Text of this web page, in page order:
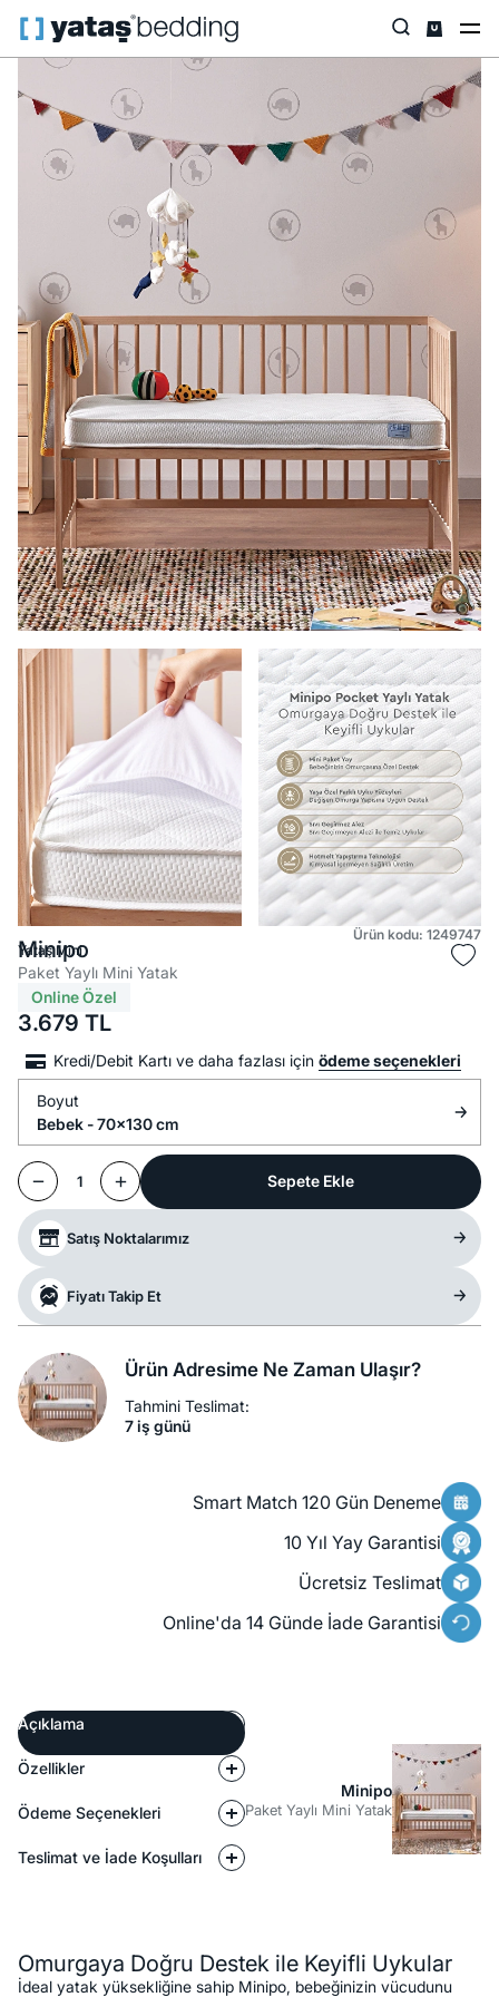
Anasayfa Yataklar Yatak Çeşidi Minipo
Ürün kodu: 1249747
Yataş Mini
Minipo
Paket Yaylı Mini Yatak
Online Özel
3.679 TL
Kredi/Debit Kartı ve daha fazlası için ödeme seçenekleri
Boyut
Bebek - 70x130 cm
1 Sepete Ekle
Satış Noktalarımız
Fiyatı Takip Et
Ürün Adresime Ne Zaman Ulaşır?
Tahmini Teslimat:
7 iş günü
Smart Match 120 Gün Deneme
10 Yıl Yay Garantisi
Ücretsiz Teslimat
Online'da 14 Günde İade Garantisi
Açıklama
Özellikler
Ödeme Seçenekleri
Teslimat ve İade Koşulları
Minipo
Paket Yaylı Mini Yatak
Omurgaya Doğru Destek ile Keyifli Uykular
İdeal yatak yüksekliğine sahip Minipo, bebeğinizin vücudunu